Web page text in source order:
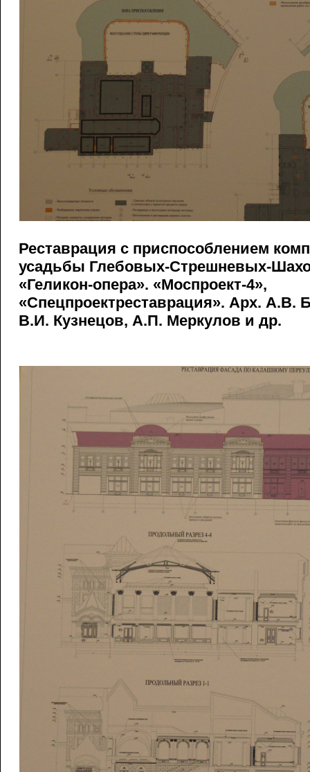
Реставрация с приспособлением
усадьбы Глебовых-Стрешневых-
«Геликон-опера». «Моспроект-4»,
«Спецпроектреставрация». Арх. А.В.
В.И. Кузнецов, А.П. Меркулов и др.